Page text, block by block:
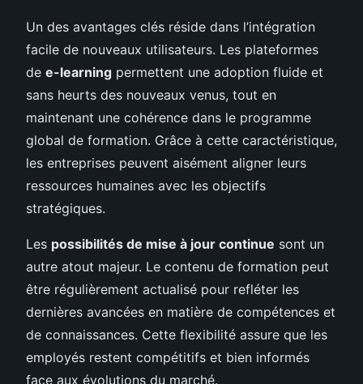
Un des avantages clés réside dans l’intégration
facile de nouveaux utilisateurs. Les plateformes
de e-learning permettent une adoption fluide et
sans heurts des nouveaux venus, tout en
maintenant une cohérence dans le programme
global de formation. Grâce à cette caractéristique,
les entreprises peuvent aisément aligner leurs
ressources humaines avec les objectifs
stratégiques.
Les possibilités de mise à jour continue sont un
autre atout majeur. Le contenu de formation peut
être régulièrement actualisé pour refléter les
dernières avancées en matière de compétences et
de connaissances. Cette flexibilité assure que les
employés restent compétitifs et bien informés
face aux évolutions du marché.